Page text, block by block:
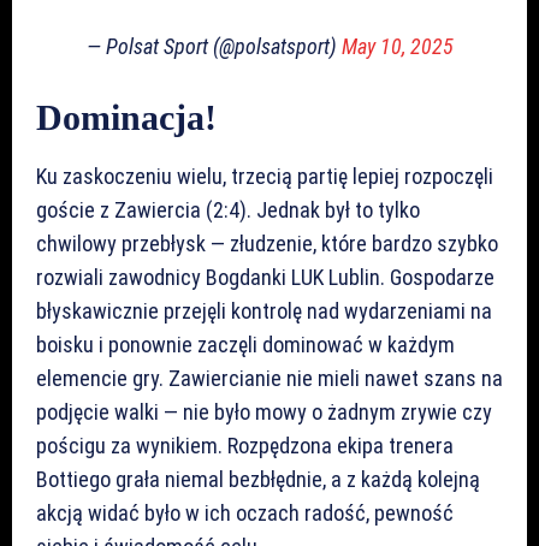
— Polsat Sport (@polsatsport) May 10, 2025
Dominacja!
Ku zaskoczeniu wielu, trzecią partię lepiej rozpoczęli
goście z Zawiercia (2:4). Jednak był to tylko
chwilowy przebłysk — złudzenie, które bardzo szybko
rozwiali zawodnicy Bogdanki LUK Lublin. Gospodarze
błyskawicznie przejęli kontrolę nad wydarzeniami na
boisku i ponownie zaczęli dominować w każdym
elemencie gry. Zawiercianie nie mieli nawet szans na
podjęcie walki — nie było mowy o żadnym zrywie czy
pościgu za wynikiem. Rozpędzona ekipa trenera
Bottiego grała niemal bezbłędnie, a z każdą kolejną
akcją widać było w ich oczach radość, pewność